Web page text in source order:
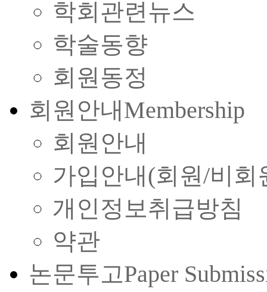
학회관련뉴스
학술동향
회원동정
회원안내Membership
회원안내
가입안내(회원/비회
개인정보취급방침
약관
논문투고Paper